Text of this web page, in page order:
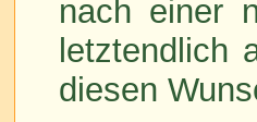
nach einer
letztendlich
diesen